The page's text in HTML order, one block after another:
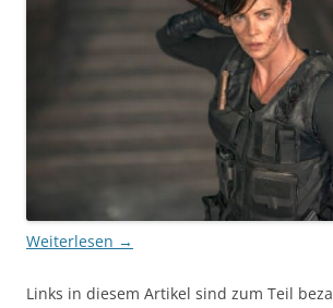
Weiterlesen →
Links in diesem Artikel sind zum Teil